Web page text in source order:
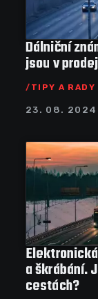
Dálniční
jsou v
TIPY A RADY
23. 08. 2024
a škrábání.
cestách?